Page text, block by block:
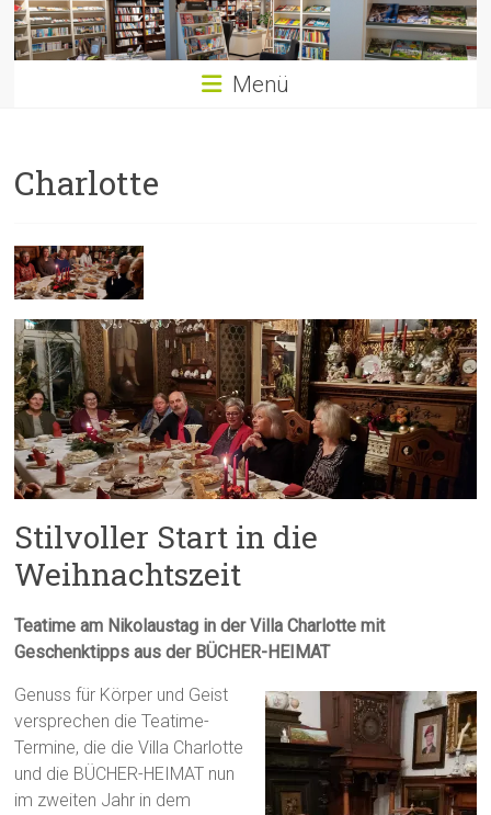
Menü
Charlotte
Stilvoller Start in die
Weihnachtszeit
Teatime am Nikolaustag in der Villa Charlotte mit
Geschenktipps aus der BÜCHER-HEIMAT
Genuss für Körper und Geist
versprechen die Teatime-
Termine, die die Villa Charlotte
und die BÜCHER-HEIMAT nun
im zweiten Jahr in dem